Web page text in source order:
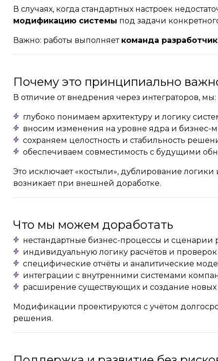
В случаях, когда стандартных настроек
модификацию системы под задачи
Важно: работы выполняет команда
Почему это принципиально
В отличие от внедрения через интеграторов, мы:
глубоко понимаем архитектуру и логику
вносим изменения на уровне ядра и бизнес-
сохраняем целостность и стабильность
обеспечиваем совместимость с будущими
Это исключает «костыли», дублирование логики
возникает при внешней доработке.
Что мы можем доработать
нестандартные бизнес-процессы и сценарии
индивидуальную логику расчётов и проверок
специфические отчёты и аналитические
интеграции с внутренними системами
расширение существующих и создание
Модификации проектируются с учётом
решения.